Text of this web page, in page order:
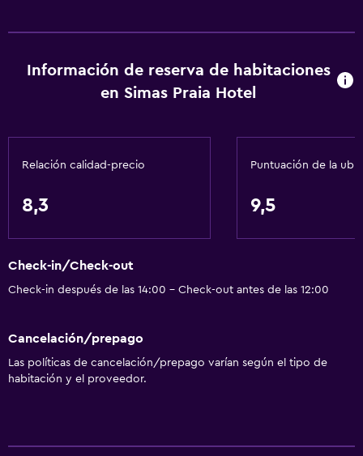
Información de reserva de habitaciones
en Simas Praia Hotel
Relación calidad-precio
8,3
Puntuación de la
9,5
Check-in/Check-out
Check-in después de las 14:00 - Check-out antes de las 12:00
Cancelación/prepago
Las políticas de cancelación/prepago varían según el tipo de
habitación y el proveedor.